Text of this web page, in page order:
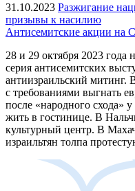
31.10.2023 Разжигание
призывы к насилию
Антисемитские акции на
28 и 29 октября 2023 года
серия антисемитских
антиизраильский митинг.
с требованиями выгнать
после «народного схода»
жить в гостинице. В
культурный центр. В
израильтян толпа